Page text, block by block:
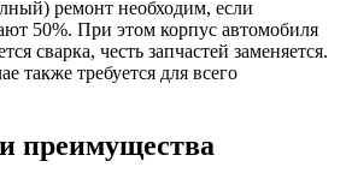
ремонт необходим, если
50%. При этом корпус автомобиля
сварка, честь запчастей заменяется.
также требуется для всего
преимущества